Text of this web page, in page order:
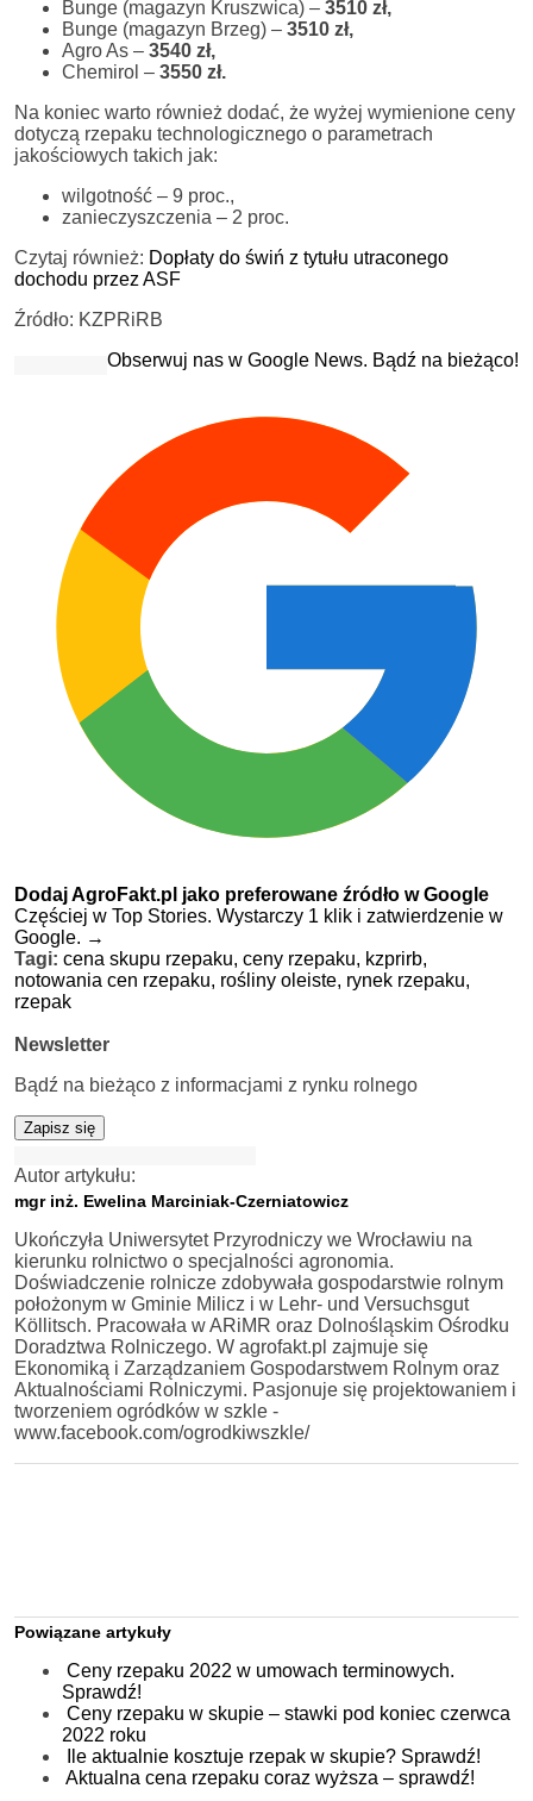
Bunge (magazyn Kruszwica) – 3510 zł,
Bunge (magazyn Brzeg) – 3510 zł,
Agro As – 3540 zł,
Chemirol – 3550 zł.
Na koniec warto również dodać, że wyżej wymienione ceny
dotyczą rzepaku technologicznego o parametrach
jakościowych takich jak:
wilgotność – 9 proc.,
zanieczyszczenia – 2 proc.
Czytaj również: Dopłaty do świń z tytułu utraconego
dochodu przez ASF
Źródło: KZPRiRB
Obserwuj nas w Google News. Bądź na bieżąco!
Dodaj AgroFakt.pl jako preferowane źródło w Google
Częściej w Top Stories. Wystarczy 1 klik i zatwierdzenie w
Google. →
Tagi: cena skupu rzepaku, ceny rzepaku, kzprirb,
notowania cen rzepaku, rośliny oleiste, rynek rzepaku,
rzepak
Newsletter
Bądź na bieżąco z informacjami z rynku rolnego
Zapisz się
Autor artykułu:
mgr inż. Ewelina Marciniak-Czerniatowicz
Ukończyła Uniwersytet Przyrodniczy we Wrocławiu na
kierunku rolnictwo o specjalności agronomia.
Doświadczenie rolnicze zdobywała gospodarstwie rolnym
położonym w Gminie Milicz i w Lehr- und Versuchsgut
Köllitsch. Pracowała w ARiMR oraz Dolnośląskim Ośrodku
Doradztwa Rolniczego. W agrofakt.pl zajmuje się
Ekonomiką i Zarządzaniem Gospodarstwem Rolnym oraz
Aktualnościami Rolniczymi. Pasjonuje się projektowaniem i
tworzeniem ogródków w szkle -
www.facebook.com/ogrodkiwszkle/
Powiązane artykuły
Ceny rzepaku 2022 w umowach terminowych.
Sprawdź!
Ceny rzepaku w skupie – stawki pod koniec czerwca
2022 roku
Ile aktualnie kosztuje rzepak w skupie? Sprawdź!
Aktualna cena rzepaku coraz wyższa – sprawdź!